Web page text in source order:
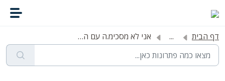
דף הבית ... אני לא מסכימ.ה עם הטקסונומיה של iNaturalist. האם אני חייב...